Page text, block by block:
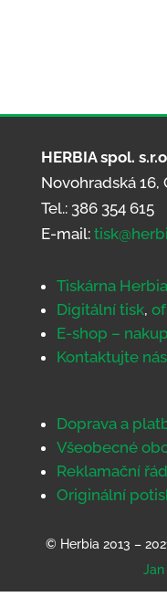
HERBIA spol. s.r.o
Novohradská 16,
Tel.: 386 354 615
E-mail:
Tiskárna
Digitální tisk,
E-shop –
Kontaktujte nás
Doprava a
Všeobecné
Reklamační řád
Originální
© Herbia 2013 –